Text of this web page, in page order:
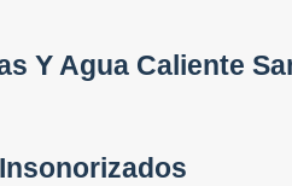
Y Agua Caliente